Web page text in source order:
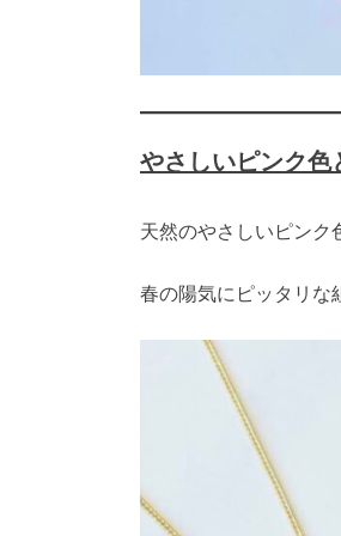
やさしいピンク色
天然のやさしいピンク
春の陽気にピッタリな